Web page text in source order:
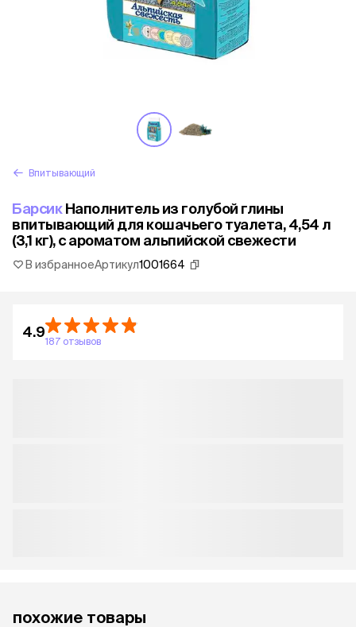
Впитывающий
БарсикНаполнитель из голубой глины
впитывающий для кошачьего туалета, 4,54 л
(3,1 кг), с ароматом альпийской свежести
В избранноеАртикул1001664
4.9
187 отзывов
похожие товары